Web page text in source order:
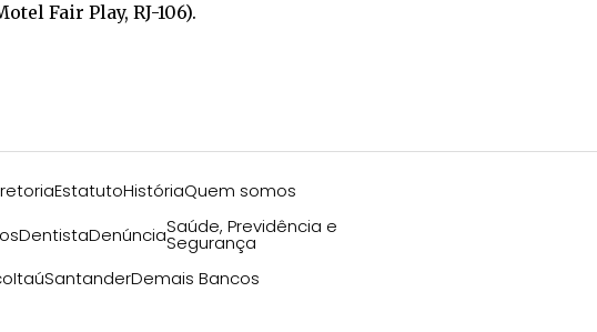
Fair Play, RJ-106).
EstatutoHistóriaQuem somos
DentistaDenúnciaSaúde, Previdência e
Segurança
ItaúSantanderDemais Bancos